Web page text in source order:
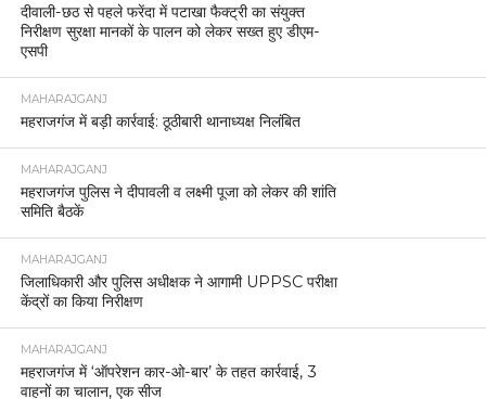
दीवाली-छठ से पहले फरेंदा में पटाखा फैक्ट्री का संयुक्त
निरीक्षण सुरक्षा मानकों के पालन को लेकर सख्त हुए डीएम-
एसपी
MAHARAJGANJ
महराजगंज में बड़ी कार्रवाई: ठूठीबारी थानाध्यक्ष निलंबित
MAHARAJGANJ
महराजगंज पुलिस ने दीपावली व लक्ष्मी पूजा को लेकर की शांति
समिति बैठकें
MAHARAJGANJ
जिलाधिकारी और पुलिस अधीक्षक ने आगामी UPPSC परीक्षा
केंद्रों का किया निरीक्षण
MAHARAJGANJ
महराजगंज में ‘ऑपरेशन कार-ओ-बार’ के तहत कार्रवाई, 3
वाहनों का चालान, एक सीज